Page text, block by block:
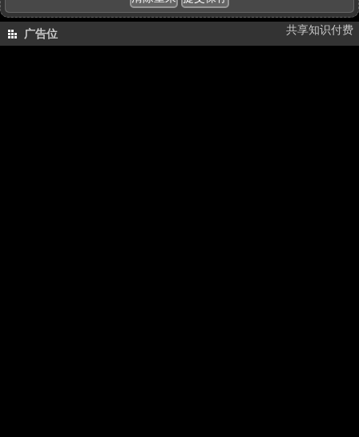
广告位 共享知识付费